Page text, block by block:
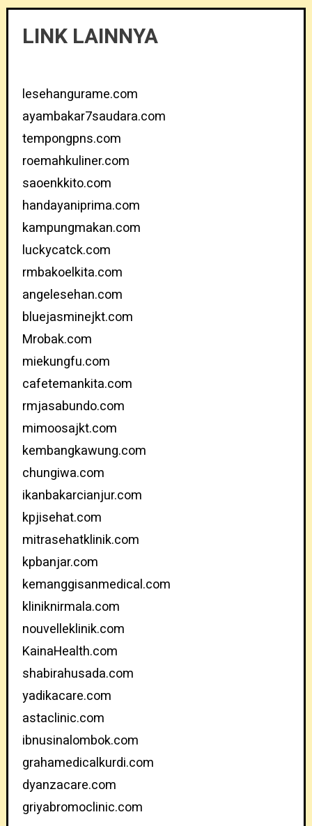
LINK LAINNYA
lesehangurame.com
ayambakar7saudara.com
tempongpns.com
roemahkuliner.com
saoenkkito.com
handayaniprima.com
kampungmakan.com
luckycatck.com
rmbakoelkita.com
angelesehan.com
bluejasminejkt.com
Mrobak.com
miekungfu.com
cafetemankita.com
rmjasabundo.com
mimoosajkt.com
kembangkawung.com
chungiwa.com
ikanbakarcianjur.com
kpjisehat.com
mitrasehatklinik.com
kpbanjar.com
kemanggisanmedical.com
kliniknirmala.com
nouvelleklinik.com
KainaHealth.com
shabirahusada.com
yadikacare.com
astaclinic.com
ibnusinalombok.com
grahamedicalkurdi.com
dyanzacare.com
griyabromoclinic.com